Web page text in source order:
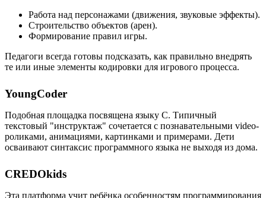
Работа над персонажами (движения, звуковые эффекты).
Строительство объектов (арен).
Формирование правил игры.
Педагоги всегда готовы подсказать, как правильно внедрять
те или иные элементы кодировки для игрового процесса.
YoungCoder
Подобная площадка посвящена языку C. Типичный
текстовый "инструктаж" сочетается с познавательными video-
роликами, анимациями, картинками и примерами. Дети
осваивают синтаксис программного языка не выходя из дома.
CREDOkids
Эта платформа учит ребёнка особенностям программирования